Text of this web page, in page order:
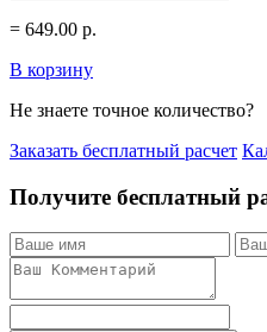
= 649.00 р.
В корзину
Не знаете точное количество?
Заказать бесплатный расчет
Получите бесплатный